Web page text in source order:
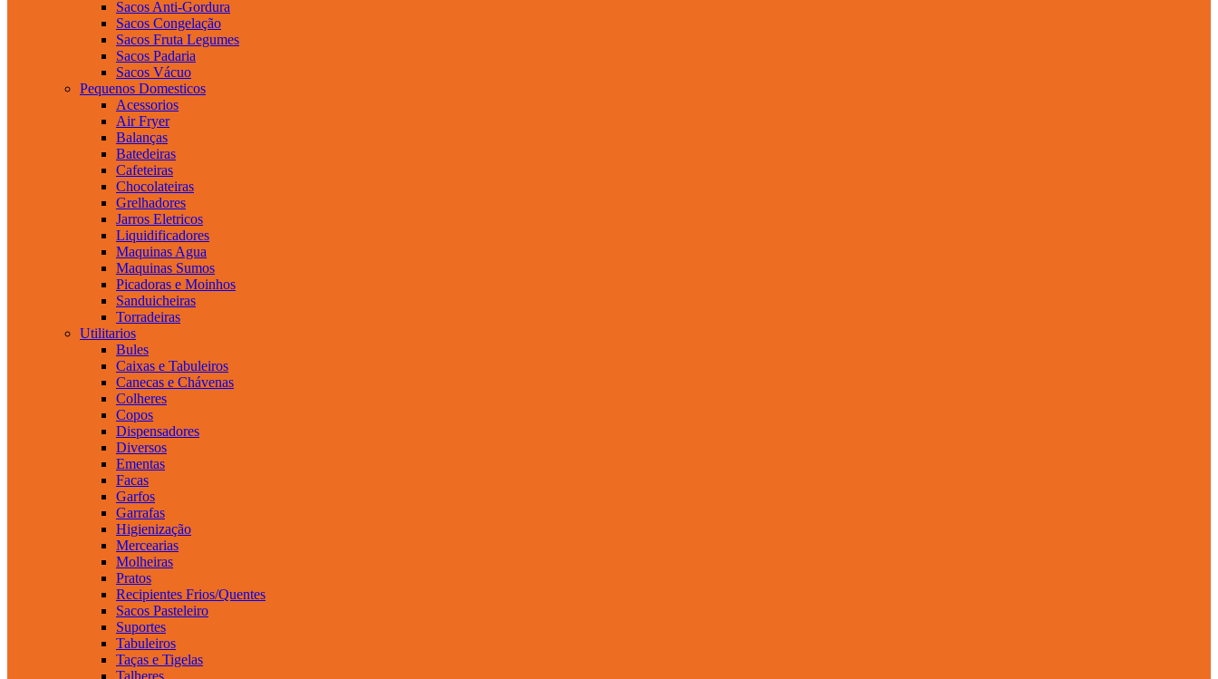
Sacos Anti-Gordura
Sacos Congelação
Sacos Fruta Legumes
Sacos Padaria
Sacos Vácuo
Pequenos Domesticos
Acessorios
Air Fryer
Balanças
Batedeiras
Cafeteiras
Chocolateiras
Grelhadores
Jarros Eletricos
Liquidificadores
Maquinas Agua
Maquinas Sumos
Picadoras e Moinhos
Sanduicheiras
Torradeiras
Utilitarios
Bules
Caixas e Tabuleiros
Canecas e Chávenas
Colheres
Copos
Dispensadores
Diversos
Ementas
Facas
Garfos
Garrafas
Higienização
Mercearias
Molheiras
Pratos
Recipientes Frios/Quentes
Sacos Pasteleiro
Suportes
Tabuleiros
Taças e Tigelas
Talheres